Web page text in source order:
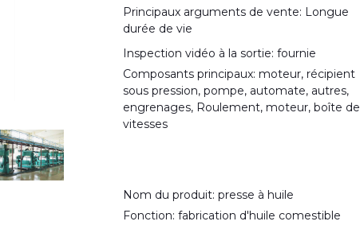
Principaux arguments de vente: Longue
durée de vie
Inspection vidéo à la sortie: fournie
Composants principaux: moteur, récipient
sous pression, pompe, automate, autres,
engrenages, Roulement, moteur, boîte de
vitesses
Nom du produit: presse à huile
Fonction: fabrication d'huile comestible